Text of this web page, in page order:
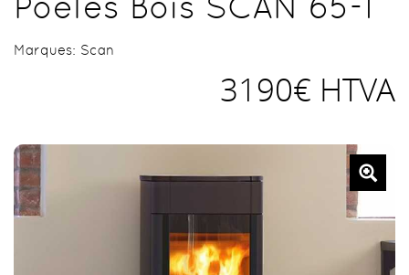
Marques: Scan
3190€ HTVA